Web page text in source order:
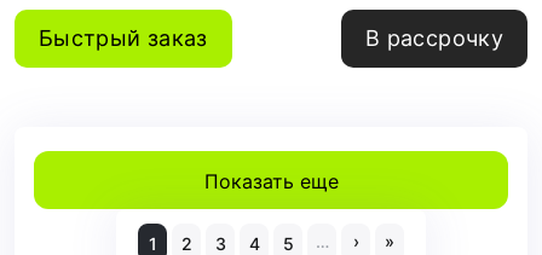
Быстрый заказ В рассрочку
Показать еще
1 2 3 4 5 … › »